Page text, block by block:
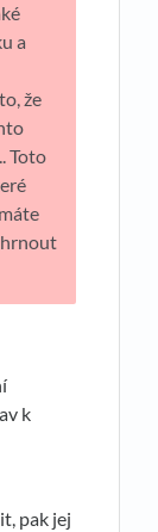
a
že
Toto
k
pak jej